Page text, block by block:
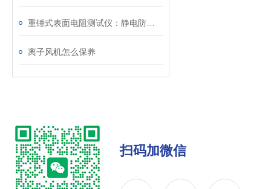
离子风机怎么保养
扫码加微信